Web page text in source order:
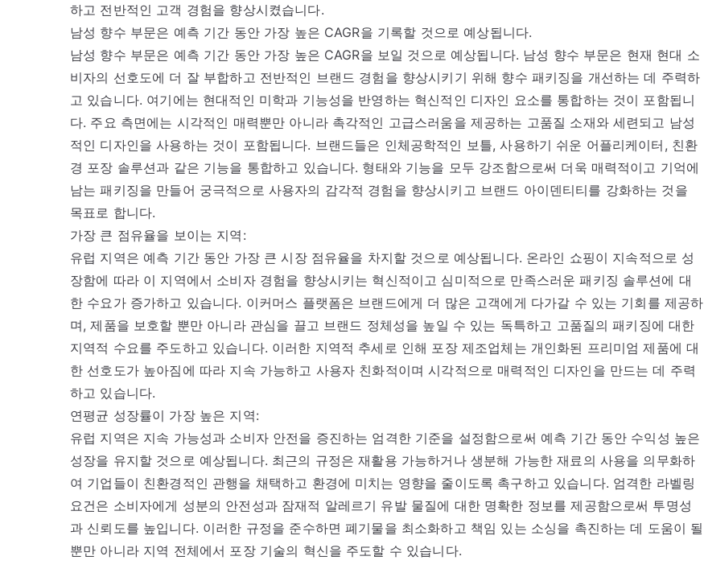
하고 전반적인 고객 경험을 향상시켰습니다.
남성 향수 부문은 예측 기간 동안 가장 높은 CAGR을 기록할 것으로 예상됩니다.
남성 향수 부문은 예측 기간 동안 가장 높은 CAGR을 보일 것으로 예상됩니다. 남성 향수 부문은 현재 현대 소
비자의 선호도에 더 잘 부합하고 전반적인 브랜드 경험을 향상시키기 위해 향수 패키징을 개선하는 데 주력하
고 있습니다. 여기에는 현대적인 미학과 기능성을 반영하는 혁신적인 디자인 요소를 통합하는 것이 포함됩니
다. 주요 측면에는 시각적인 매력뿐만 아니라 촉각적인 고급스러움을 제공하는 고품질 소재와 세련되고 남성
적인 디자인을 사용하는 것이 포함됩니다. 브랜드들은 인체공학적인 보틀, 사용하기 쉬운 어플리케이터, 친환
경 포장 솔루션과 같은 기능을 통합하고 있습니다. 형태와 기능을 모두 강조함으로써 더욱 매력적이고 기억에
남는 패키징을 만들어 궁극적으로 사용자의 감각적 경험을 향상시키고 브랜드 아이덴티티를 강화하는 것을
목표로 합니다.
가장 큰 점유율을 보이는 지역:
유럽 지역은 예측 기간 동안 가장 큰 시장 점유율을 차지할 것으로 예상됩니다. 온라인 쇼핑이 지속적으로 성
장함에 따라 이 지역에서 소비자 경험을 향상시키는 혁신적이고 심미적으로 만족스러운 패키징 솔루션에 대
한 수요가 증가하고 있습니다. 이커머스 플랫폼은 브랜드에게 더 많은 고객에게 다가갈 수 있는 기회를 제공하
며, 제품을 보호할 뿐만 아니라 관심을 끌고 브랜드 정체성을 높일 수 있는 독특하고 고품질의 패키징에 대한
지역적 수요를 주도하고 있습니다. 이러한 지역적 추세로 인해 포장 제조업체는 개인화된 프리미엄 제품에 대
한 선호도가 높아짐에 따라 지속 가능하고 사용자 친화적이며 시각적으로 매력적인 디자인을 만드는 데 주력
하고 있습니다.
연평균 성장률이 가장 높은 지역:
유럽 지역은 지속 가능성과 소비자 안전을 증진하는 엄격한 기준을 설정함으로써 예측 기간 동안 수익성 높은
성장을 유지할 것으로 예상됩니다. 최근의 규정은 재활용 가능하거나 생분해 가능한 재료의 사용을 의무화하
여 기업들이 친환경적인 관행을 채택하고 환경에 미치는 영향을 줄이도록 촉구하고 있습니다. 엄격한 라벨링
요건은 소비자에게 성분의 안전성과 잠재적 알레르기 유발 물질에 대한 명확한 정보를 제공함으로써 투명성
과 신뢰도를 높입니다. 이러한 규정을 준수하면 폐기물을 최소화하고 책임 있는 소싱을 촉진하는 데 도움이 될
뿐만 아니라 지역 전체에서 포장 기술의 혁신을 주도할 수 있습니다.